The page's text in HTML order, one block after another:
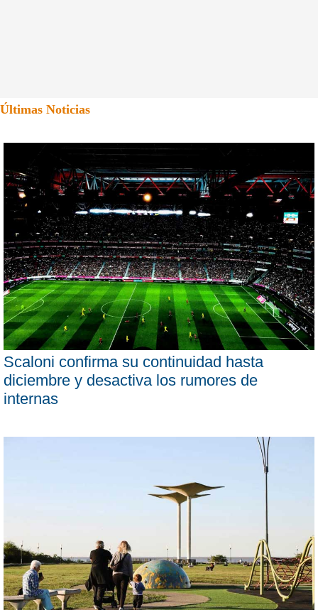
Últimas Noticias
Scaloni confirma su continuidad hasta
diciembre y desactiva los rumores de
internas